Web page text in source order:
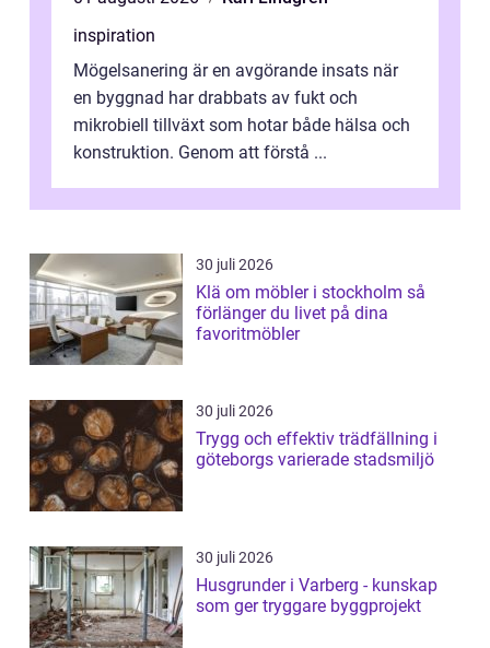
inspiration
Mögelsanering är en avgörande insats när
en byggnad har drabbats av fukt och
mikrobiell tillväxt som hotar både hälsa och
konstruktion. Genom att förstå ...
30 juli 2026
Klä om möbler i stockholm så
förlänger du livet på dina
favoritmöbler
30 juli 2026
Trygg och effektiv trädfällning i
göteborgs varierade stadsmiljö
30 juli 2026
Husgrunder i Varberg - kunskap
som ger tryggare byggprojekt